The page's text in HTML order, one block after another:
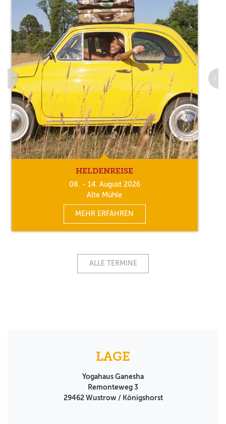
HELDENREISE
08. - 14. August 2026
Alte Mühle
MEHR ERFAHREN
ALLE TERMINE
LAGE
Yogahaus Ganesha
Remonteweg 3
29462 Wustrow / Königshorst